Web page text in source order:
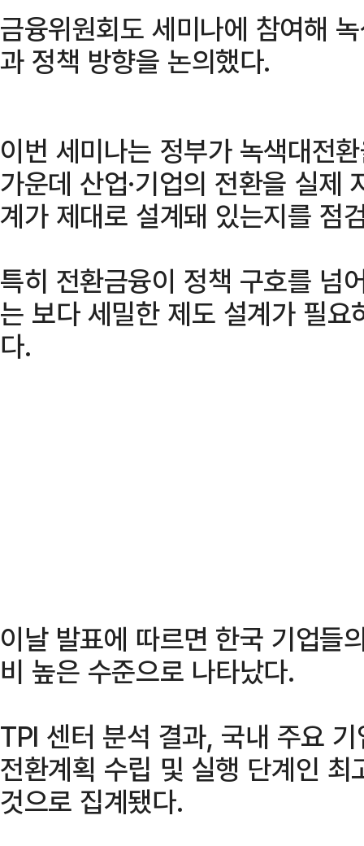
금융위원회도 세미나에 참여해
과 정책 방향을 논의했다.
이번 세미나는 정부가 녹색대전
가운데 산업·기업의 전환을 실제
계가 제대로 설계돼 있는지를 점
특히 전환금융이 정책 구호를 넘
는 보다 세밀한 제도 설계가 필
다.
이날 발표에 따르면 한국 기업들
비 높은 수준으로 나타났다.
TPI 센터 분석 결과, 국내 주요
전환계획 수립 및 실행 단계인
것으로 집계됐다.